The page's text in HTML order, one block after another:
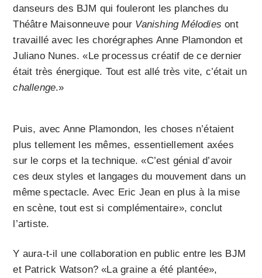
danseurs des BJM qui fouleront les planches du
Théâtre Maisonneuve pour Vanishing Mélodies ont
travaillé avec les chorégraphes Anne Plamondon et
Juliano Nunes. «Le processus créatif de ce dernier
était très énergique. Tout est allé très vite, c’était un
challenge.»
Puis, avec Anne Plamondon, les choses n’étaient
plus tellement les mêmes, essentiellement axées
sur le corps et la technique. «C’est génial d’avoir
ces deux styles et langages du mouvement dans un
même spectacle. Avec Eric Jean en plus à la mise
en scène, tout est si complémentaire», conclut
l’artiste.
Y aura-t-il une collaboration en public entre les BJM
et Patrick Watson? «La graine a été plantée»,